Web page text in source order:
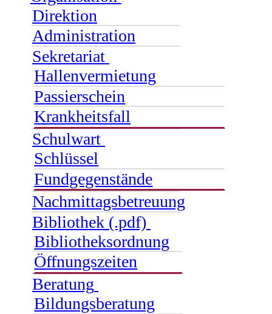
Direktion
Administration
Sekretariat
Hallenvermietung
Passierschein
Krankheitsfall
Schulwart
Schlüssel
Fundgegenstände
Nachmittagsbetreuung
Bibliothek (.pdf)
Bibliotheksordnung
Öffnungszeiten
Beratung
Bildungsberatung